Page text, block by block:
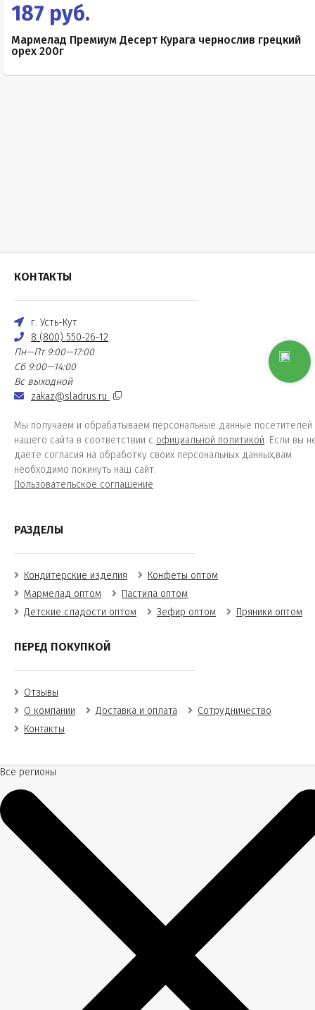
187 руб.
Мармелад Премиум Десерт Курага чернослив грецкий
орех 200г
КОНТАКТЫ
г. Усть-Кут
8 (800) 550-26-12
Пн—Пт 9:00—17:00
Сб 9:00—14:00
Вс выходной
zakaz@sladrus.ru
Мы получаем и обрабатываем персональные данные посетителей
нашего сайта в соответствии с официальной политикой. Если вы
даете согласия на обработку своих персональных данных,вам
необходимо покинуть наш сайт.
Пользовательское соглашение
РАЗДЕЛЫ
Кондитерские изделия
Конфеты оптом
Мармелад оптом
Пастила оптом
Детские сладости оптом
Зефир оптом Пряники оптом
ПЕРЕД ПОКУПКОЙ
Отзывы
О компании
Доставка и оплата
Сотрудничество
Контакты
Все регионы